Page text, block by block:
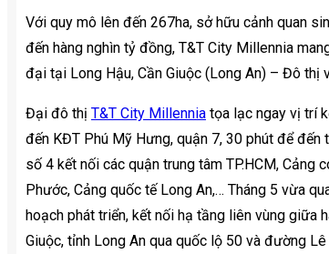
Với quy mô lên đến 267ha, sở hữu cảnh quan
đến hàng nghìn tỷ đồng, T&T City Millennia
đại tại Long Hậu, Cần Giuộc (Long An) – Đô thị
Đại đô thị T&T City Millennia tọa lạc ngay vị trí
đến KĐT Phú Mỹ Hưng, quận 7, 30 phút để
số 4 kết nối các quận trung tâm TP.HCM, Cảng
Phước, Cảng quốc tế Long An,… Tháng 5 vừa
hoạch phát triển, kết nối hạ tầng liên vùng giữa
Giuộc, tỉnh Long An qua quốc lộ 50 và đường